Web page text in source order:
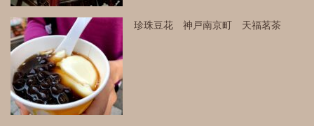
珍珠豆花 神戸南京町 天福茗茶